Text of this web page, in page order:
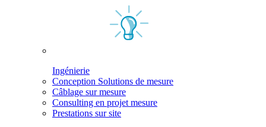
Ingénierie
Conception Solutions de mesure
Câblage sur mesure
Consulting en projet mesure
Prestations sur site